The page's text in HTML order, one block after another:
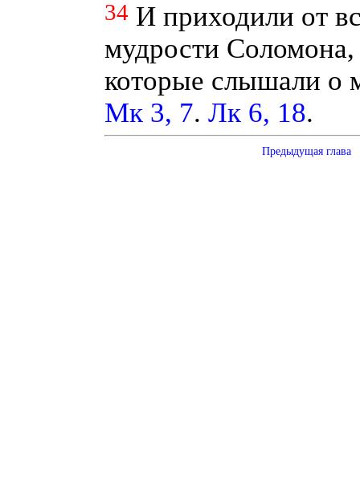
34 И приходили от
мудрости
которые слышали о
Мк 3, 7. Лк 6, 18.
Предыдущая глава